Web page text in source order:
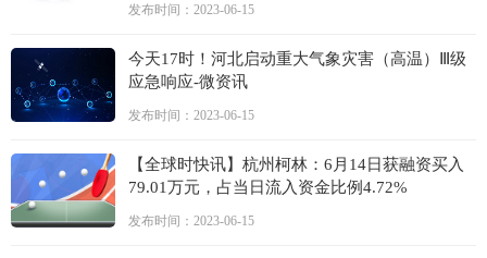
发布时间：2023-06-15
今天17时！河北启动重大气象灾害（高温）Ⅲ级
应急响应-微资讯
发布时间：2023-06-15
【全球时快讯】杭州柯林：6月14日获融资买入
79.01万元，占当日流入资金比例4.72%
发布时间：2023-06-15